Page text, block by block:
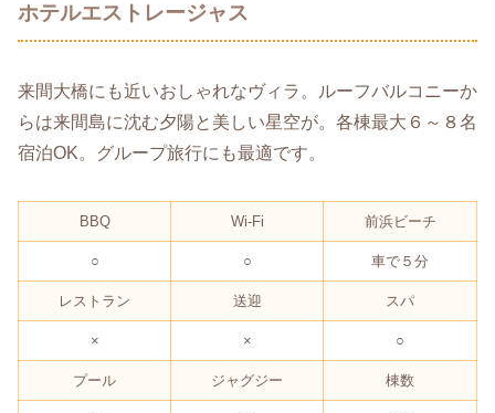
ホテルエストレージャス
来間大橋にも近いおしゃれなヴィラ。ルーフバルコニーか
らは来間島に沈む夕陽と美しい星空が。各棟最大６～８名
宿泊OK。グループ旅行にも最適です。
BBQ Wi-Fi 前浜ビーチ
○ ○ 車で５分
レストラン 送迎 スパ
× × ○
プール ジャグジー 棟数